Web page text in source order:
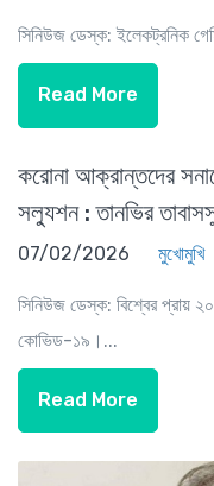
সিনিউজ ডেস্ক: ইলেকট্রনিক
Read More
করোনা আক্রান্তদের
সল্যুশন : তানভির
07/02/2026 মুখোমুখি
সিনিউজ ডেস্ক: বিশ্বের প্রায়
কোভিড-১৯।...
Read More